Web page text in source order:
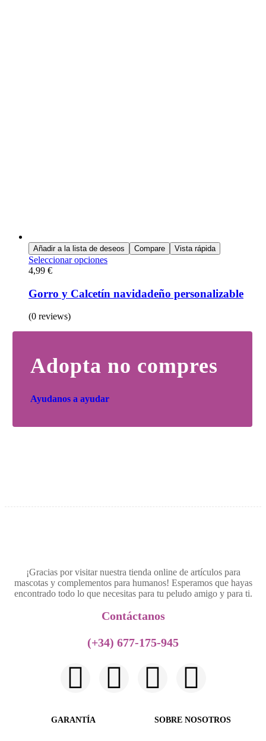
Añadir a la lista de deseos Compare Vista rápida
Seleccionar opciones
4,99 €
Gorro y Calcetín navidadeño personalizable
(0 reviews)
Adopta no compres
Ayudanos a ayudar
¡Gracias por visitar nuestra tienda online de artículos para
mascotas y complementos para humanos! Esperamos que hayas
encontrado todo lo que necesitas para tu peludo amigo y para ti.
Contáctanos​
(+34) 677-175-945
GARANTÍA SOBRE NOSOTROS